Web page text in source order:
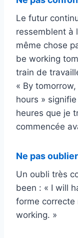
Le futur
ressemblent à
même chose
be working
train de
« By
hours »
heures que je
commencée
Ne pas
Un oubli très
been : « I will
forme correcte
working. »